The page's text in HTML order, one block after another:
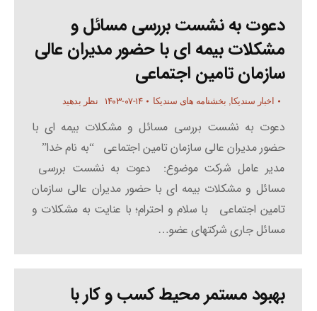
دعوت به نشست بررسی مسائل و
مشکلات بیمه ای با حضور مدیران عالی
سازمان تامین اجتماعی
اخبار سندیکا, بخشنامه های سندیکا ۱۴۰۳-۰۷-۱۴ نظر بدهید
دعوت به نشست بررسی مسائل و مشکلات بیمه ای با
حضور مدیران عالی سازمان تامین اجتماعی “به نام خدا”
مدیر عامل شرکت موضوع: دعوت به نشست بررسی
مسائل و مشکلات بیمه ای با حضور مدیران عالی سازمان
تامین اجتماعی با سلام و احترام؛ با عنایت به مشکلات و
مسائل جاری شرکتهای عضو…
بهبود مستمر محیط کسب و کار با